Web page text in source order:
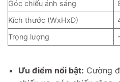
Góc chiếu ánh sáng
Kích thước (WxHxD)
Trọng lượng
Ưu điểm nổi bật: Cường